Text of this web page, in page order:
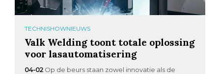
TECHNISHOWNIEUWS
Valk Welding toont totale oplossing
voor lasautomatisering
04-02 Op de beurs staan zowel innovatie als de